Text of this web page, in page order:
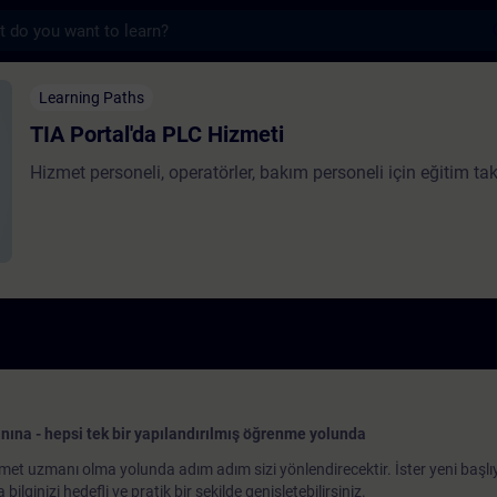
Hizmeti - Szkolenie - Szkolenie -
Learning Paths
TIA Portal'da PLC Hizmeti
Hizmet personeli, operatörler, bakım personeli için eğitim
- hepsi tek bir yapılandırılmış öğrenme yolunda
uzmanı olma yolunda adım adım sizi yönlendirecektir. İster yeni
hedefli ve pratik bir şekilde genişletebilirsiniz.